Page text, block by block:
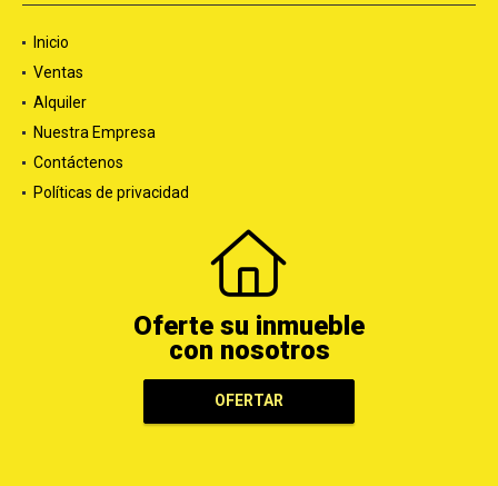
Inicio
Ventas
Alquiler
Nuestra Empresa
Contáctenos
Políticas de privacidad
Oferte su inmueble
con nosotros
OFERTAR